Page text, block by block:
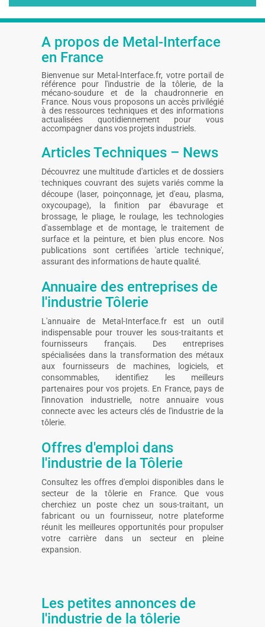
A propos de Metal-Interface
en France
Bienvenue sur Metal-Interface.fr, votre portail de
référence pour l'industrie de la tôlerie, de la
mécano-soudure et de la chaudronnerie en
France. Nous vous proposons un accès privilégié
à des ressources techniques et des informations
actualisées quotidiennement pour vous
accompagner dans vos projets industriels.
Articles Techniques – News
Découvrez une multitude d'articles et de dossiers
techniques couvrant des sujets variés comme la
découpe (laser, poinçonnage, jet d'eau, plasma,
oxycoupage), la finition par ébavurage et
brossage, le pliage, le roulage, les technologies
d'assemblage et de montage, le traitement de
surface et la peinture, et bien plus encore. Nos
publications sont certifiées 'article technique',
assurant des informations de haute qualité.
Annuaire des entreprises de
l'industrie Tôlerie
L'annuaire de Metal-Interface.fr est un outil
indispensable pour trouver les sous-traitants et
fournisseurs français. Des entreprises
spécialisées dans la transformation des métaux
aux fournisseurs de machines, logiciels, et
consommables, identifiez les meilleurs
partenaires pour vos projets. En France, pays de
l'innovation industrielle, notre annuaire vous
connecte avec les acteurs clés de l'industrie de la
tôlerie.
Offres d'emploi dans
l'industrie de la Tôlerie
Consultez les offres d'emploi disponibles dans le
secteur de la tôlerie en France. Que vous
cherchiez un poste chez un sous-traitant, un
fabricant ou un fournisseur, notre plateforme
réunit les meilleures opportunités pour propulser
votre carrière dans un secteur en pleine
expansion.
Les petites annonces de
l'industrie de la tôlerie